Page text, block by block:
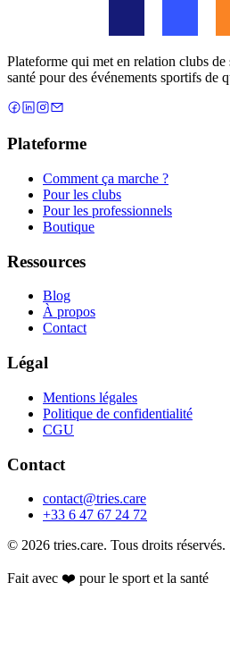
Plateforme qui met en relation clubs de
santé pour des événements sportifs de
Plateforme
Comment ça marche ?
Pour les clubs
Pour les professionnels
Boutique
Ressources
Blog
À propos
Contact
Légal
Mentions légales
Politique de confidentialité
CGU
Contact
contact@tries.care
+33 6 47 67 24 72
© 2026 tries.care. Tous droits réservés.
Fait avec ❤️ pour le sport et la santé